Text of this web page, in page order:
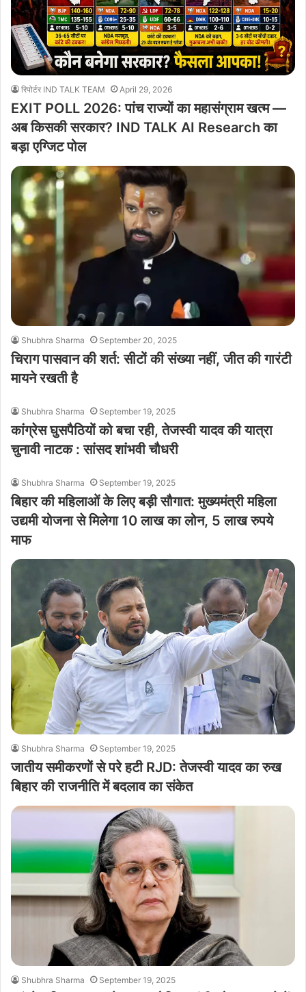
रिपोर्टर IND TALK TEAM April 29, 2026
EXIT POLL 2026: पांच राज्यों का महासंग्राम खत्म —
अब किसकी सरकार? IND TALK AI Research का
बड़ा एग्जिट पोल
Shubhra Sharma September 20, 2025
चिराग पासवान की शर्त: सीटों की संख्या नहीं, जीत की गारंटी
मायने रखती है
Shubhra Sharma September 19, 2025
कांग्रेस घुसपैठियों को बचा रही, तेजस्वी यादव की यात्रा
चुनावी नाटक : सांसद शांभवी चौधरी
Shubhra Sharma September 19, 2025
बिहार की महिलाओं के लिए बड़ी सौगात: मुख्यमंत्री महिला
उद्यमी योजना से मिलेगा 10 लाख का लोन, 5 लाख रुपये
माफ
Shubhra Sharma September 19, 2025
जातीय समीकरणों से परे हटी RJD: तेजस्वी यादव का रुख
बिहार की राजनीति में बदलाव का संकेत
Shubhra Sharma September 19, 2025